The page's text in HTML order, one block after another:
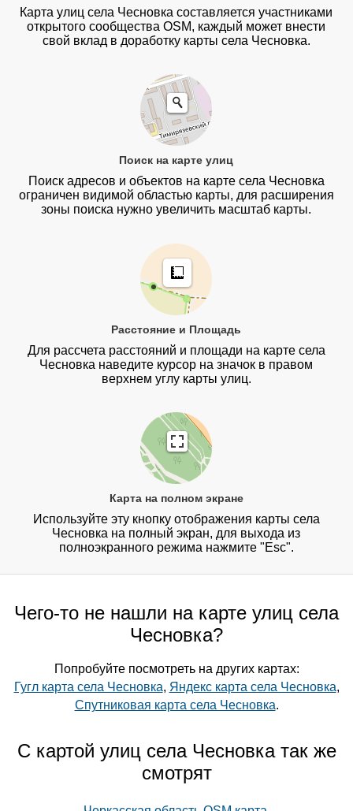
Карта улиц села Чесновка составляется участниками
открытого сообщества OSM, каждый может внести
свой вклад в доработку карты села Чесновка.
Поиск на карте улиц
Поиск адресов и объектов на карте села Чесновка
ограничен видимой областью карты, для расширения
зоны поиска нужно увеличить масштаб карты.
Расстояние и Площадь
Для рассчета расстояний и площади на карте села
Чесновка наведите курсор на значок в правом
верхнем углу карты улиц.
Карта на полном экране
Используйте эту кнопку отображения карты села
Чесновка на полный экран, для выхода из
полноэкранного режима нажмите "Esc".
Чего-то не нашли на карте улиц села
Чесновка?
Попробуйте посмотреть на других картах:
Гугл карта села Чесновка, Яндекс карта села Чесновка,
Спутниковая карта села Чесновка.
С картой улиц села Чесновка так же
смотрят